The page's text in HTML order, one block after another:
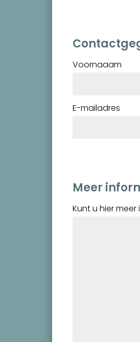
Voornaaam
E-mailadres
Meer
Kunt u hier